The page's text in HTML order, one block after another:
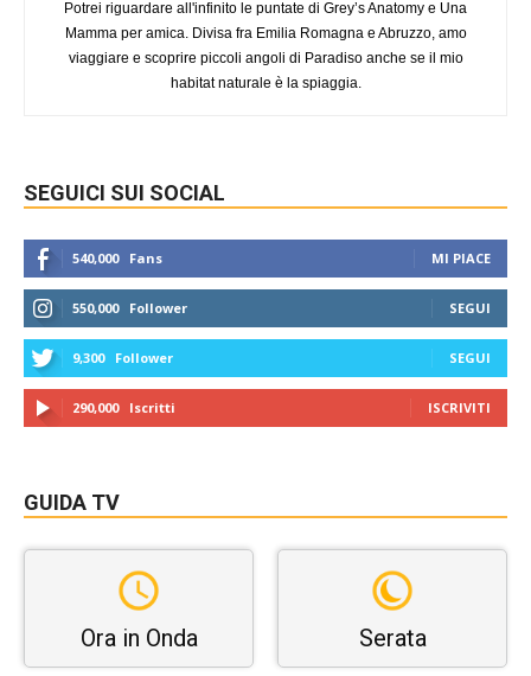
Potrei riguardare all'infinito le puntate di Grey’s Anatomy e Una
Mamma per amica. Divisa fra Emilia Romagna e Abruzzo, amo
viaggiare e scoprire piccoli angoli di Paradiso anche se il mio
habitat naturale è la spiaggia.
SEGUICI SUI SOCIAL
540,000 Fans MI PIACE
550,000 Follower SEGUI
9,300 Follower SEGUI
290,000 Iscritti ISCRIVITI
GUIDA TV
Ora in Onda Serata